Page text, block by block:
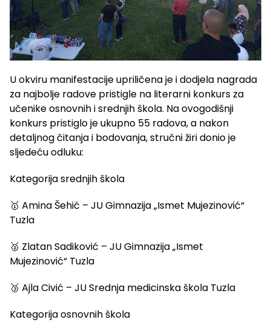
U okviru manifestacije upriličena je i dodjela nagrada
za najbolje radove pristigle na literarni konkurs za
učenike osnovnih i srednjih škola. Na ovogodišnji
konkurs pristiglo je ukupno 55 radova, a nakon
detaljnog čitanja i bodovanja, stručni žiri donio je
sljedeću odluku:
Kategorija srednjih škola
🥇 Amina Šehić – JU Gimnazija „Ismet Mujezinović“
Tuzla
🥈 Zlatan Sadiković – JU Gimnazija „Ismet
Mujezinović“ Tuzla
🥉 Ajla Civić – JU Srednja medicinska škola Tuzla
Kategorija osnovnih škola